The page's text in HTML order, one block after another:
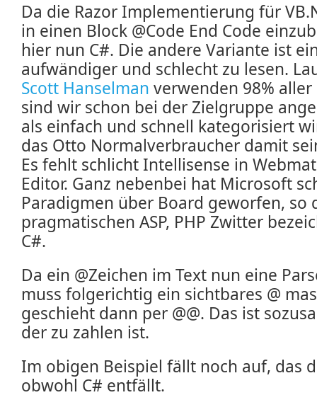
Da die Razor Implementierung für
in einen Block @Code End Code
hier nun C#. Die andere Variante ist
aufwändiger und schlecht zu lesen.
Scott Hanselman verwenden 98%
sind wir schon bei der Zielgruppe
als einfach und schnell kategorisiert
das Otto Normalverbraucher damit
Es fehlt schlicht Intellisense in
Editor. Ganz nebenbei hat Microsoft
Paradigmen über Board geworfen, so
pragmatischen ASP, PHP Zwitter
C#.
Da ein @Zeichen im Text nun eine
muss folgerichtig ein sichtbares @
geschieht dann per @@. Das ist
der zu zahlen ist.
Im obigen Beispiel fällt noch auf, das
obwohl C# entfällt.